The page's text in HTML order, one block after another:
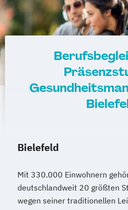
Bielefeld
Mit 330.000 Einwohnern
deutschlandweit 20 größten
wegen seiner traditionellen